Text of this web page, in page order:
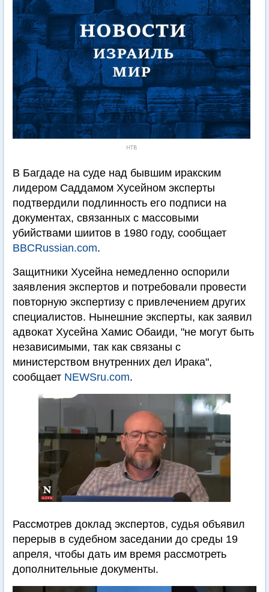
НТВ
В Багдаде на суде над бывшим иракским
лидером Саддамом Хусейном эксперты
подтвердили подлинность его подписи на
документах, связанных с массовыми
убийствами шиитов в 1980 году, сообщает
BBCRussian.com.
Защитники Хусейна немедленно оспорили
заявления экспертов и потребовали провести
повторную экспертизу с привлечением других
специалистов. Нынешние эксперты, как заявил
адвокат Хусейна Хамис Обаиди, "не могут быть
независимыми, так как связаны с
министерством внутренних дел Ирака",
сообщает NEWSru.com.
Рассмотрев доклад экспертов, судья объявил
перерыв в судебном заседании до среды 19
апреля, чтобы дать им время рассмотреть
дополнительные документы.